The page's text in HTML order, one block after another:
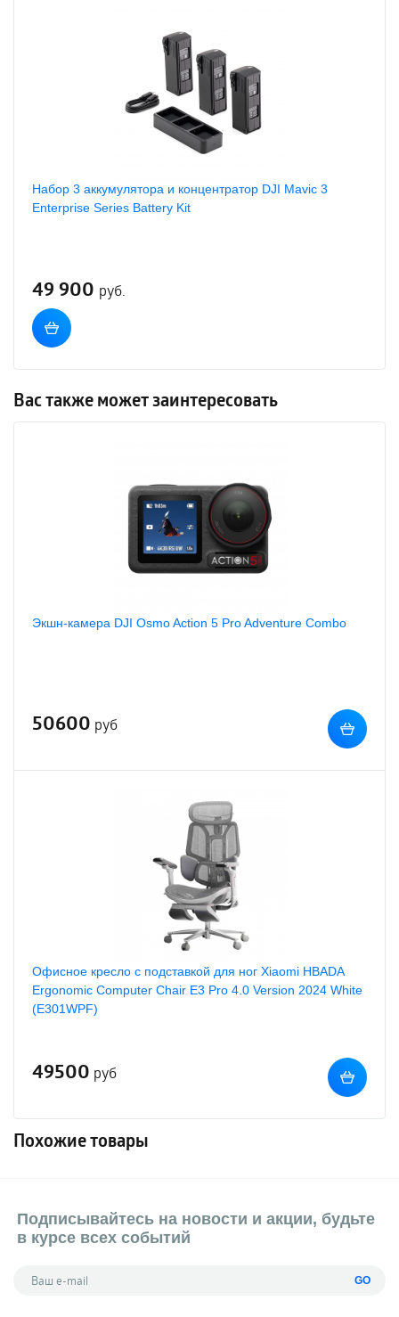
Набор 3 аккумулятора и концентратор DJI Mavic 3
Enterprise Series Battery Kit
49 900 руб.
Вас также может заинтересовать
Экшн-камера DJI Osmo Action 5 Pro Adventure Combo
50600 руб
Офисное кресло с подставкой для ног Xiaomi HBADA
Ergonomic Computer Chair E3 Pro 4.0 Version 2024 White
(E301WPF)
49500 руб
Похожие товары
Подписывайтесь на новости и акции, будьте
в курсе всех событий
GO